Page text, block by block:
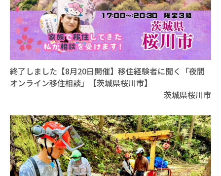
終了しました【8月20日開催】移住経験者に聞く「夜間
オンライン移住相談」【茨城県桜川市】
茨城県桜川市